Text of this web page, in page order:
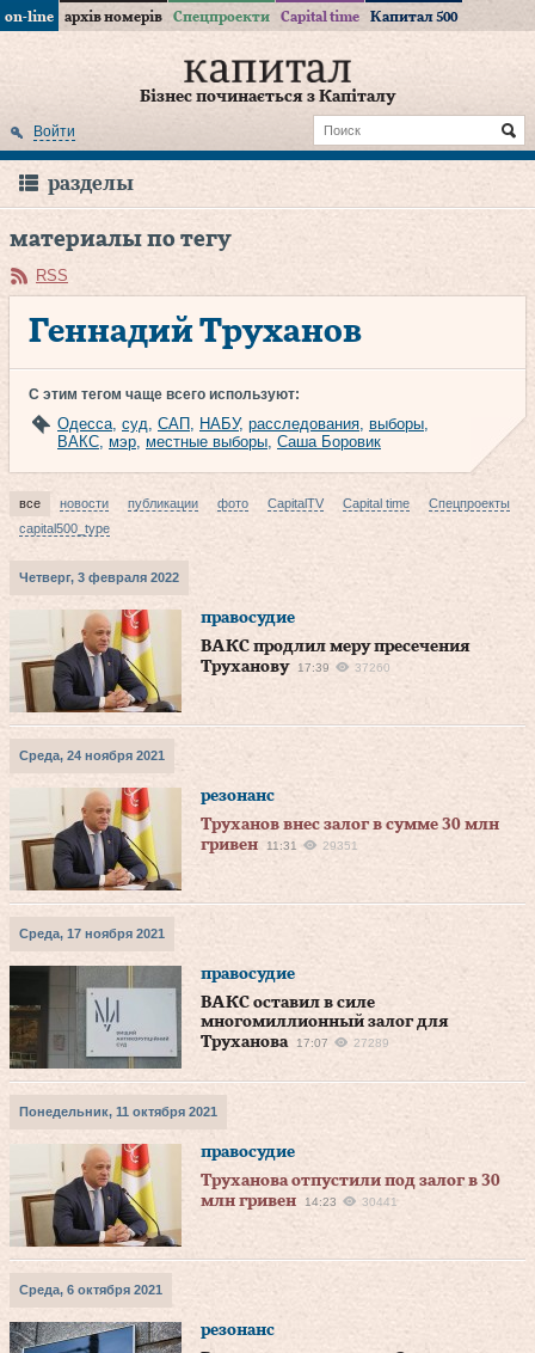
on-line архів номерів Спецпроекти Capital time Капитал 500
Бізнес починається з Капіталу
Войти
разделы
материалы по тегу
RSS
Геннадий Труханов
С этим тегом чаще всего используют:
Одесса, суд, САП , НАБУ, расследования, выборы,
ВАКС, мэр, местные выборы, Саша Боровик
все новости публикации фото CapitalTV Capital time
Спецпроекты
capital500_type
Четверг, 3 февраля 2022
правосудие
ВАКС продлил меру пресечения
Труханову
17:39 37260
Среда, 24 ноября 2021
резонанс
Труханов внес залог в сумме 30 млн
гривен
11:31 29351
Среда, 17 ноября 2021
правосудие
ВАКС оставил в силе
многомиллионный залог для
Труханова
17:07 27289
Понедельник, 11 октября 2021
правосудие
Труханова отпустили под залог в 30
млн гривен
14:23 30441
Среда, 6 октября 2021
резонанс